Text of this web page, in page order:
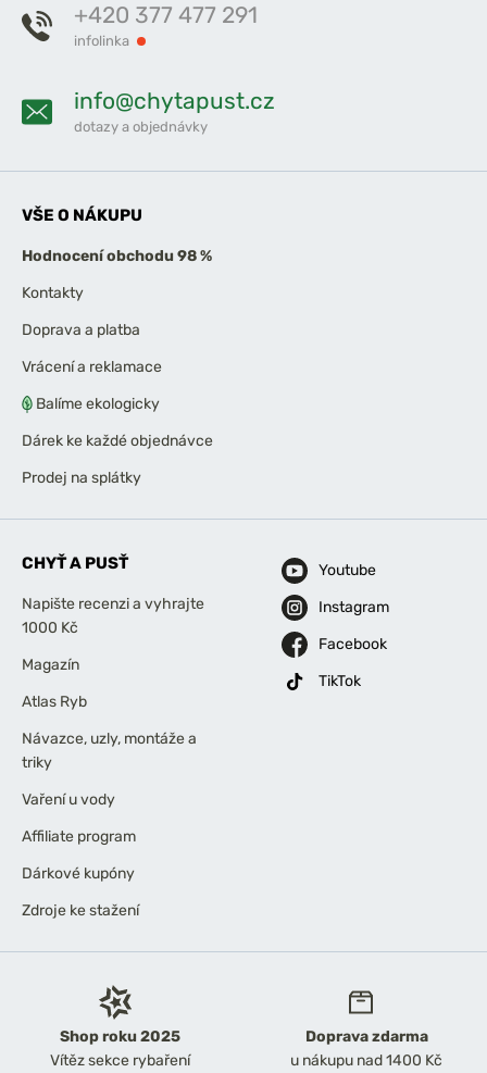
Shop roku 2025
Vítěz sekce rybaření
Doprava zdarma
u nákupu nad 1400 Kč
+420 377 477 291
infolinka
info@chytapust.cz
dotazy a objednávky
VŠE O NÁKUPU
Hodnocení obchodu 98 %
Kontakty
Doprava a platba
Vrácení a reklamace
Balíme ekologicky
Dárek ke každé objednávce
Prodej na splátky
CHYŤ A PUSŤ
Napište recenzi a vyhrajte
1000 Kč
Magazín
Atlas Ryb
Návazce, uzly, montáže a
triky
Vaření u vody
Affiliate program
Dárkové kupóny
Zdroje ke stažení
Youtube
Instagram
Facebook
TikTok